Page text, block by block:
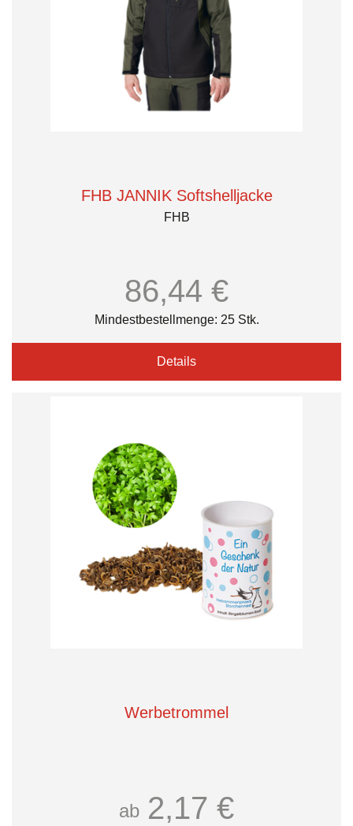
FHB JANNIK Softshelljacke
FHB
86,44 €
Mindestbestellmenge: 25 Stk.
Details
Werbetrommel
ab 2,17 €